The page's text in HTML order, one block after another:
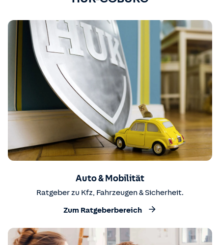
Auto & Mobilität
Ratgeber zu Kfz, Fahrzeugen & Sicherheit.
Zum Ratgeberbereich